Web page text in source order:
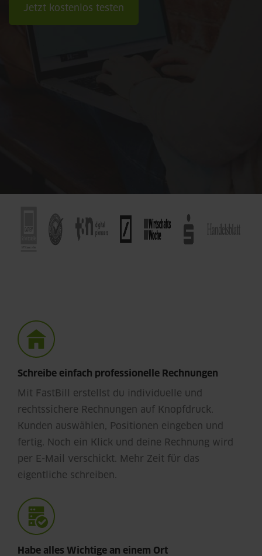
Jetzt kostenlos testen
Schreibe einfach professionelle Rechnungen
Mit FastBill erstellst du individuelle und
rechtssichere Rechnungen auf Knopfdruck.
Kunden auswählen, Positionen eingeben und
fertig. Noch ein Klick und deine Rechnung wird
per E-Mail verschickt. Mehr Zeit für das
eigentliche schreiben.
Habe alles Wichtige an einem Ort